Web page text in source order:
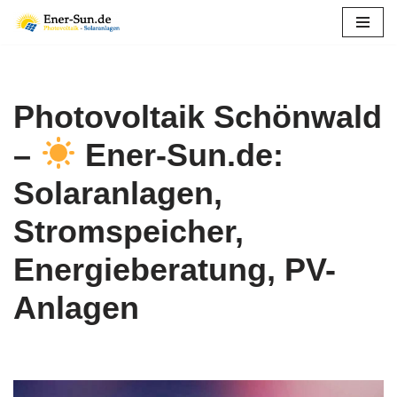
Photovoltaik Schönwald
–
Ener-Sun.de:
Solaranlagen,
Stromspeicher,
Energieberatung, PV-
Anlagen